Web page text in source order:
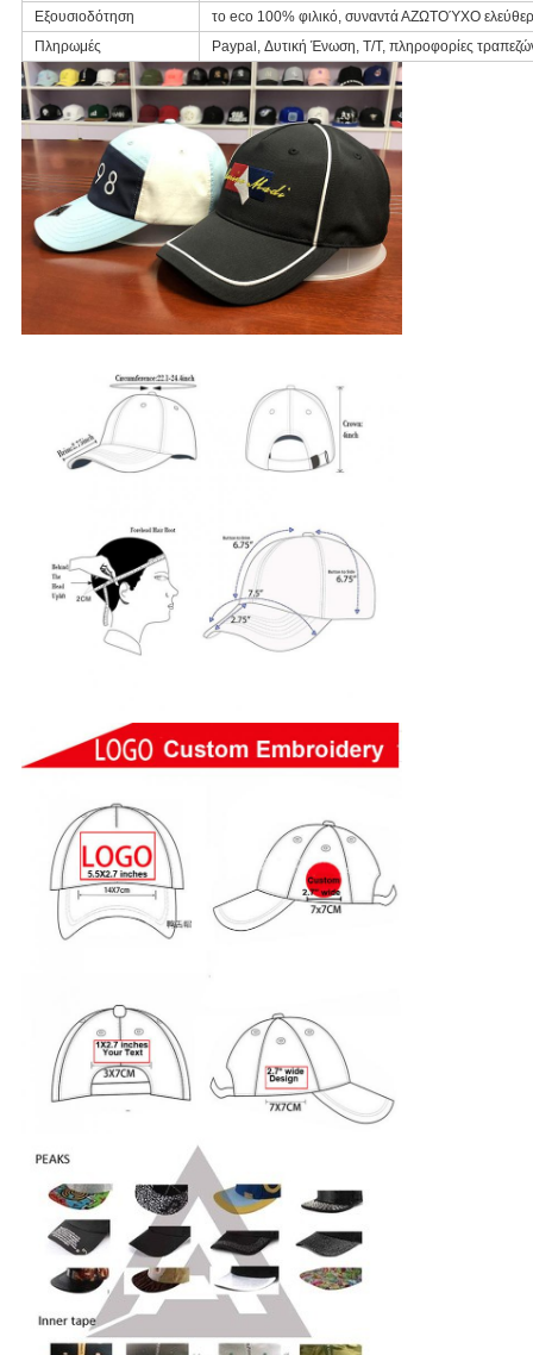
Εξουσιοδότηση
το eco 100% φιλικό, συναντά ΑΖΩΤΟΎΧΟ
Πληρωμές
Paypal, Δυτική Ένωση, T/T, πληροφορίες